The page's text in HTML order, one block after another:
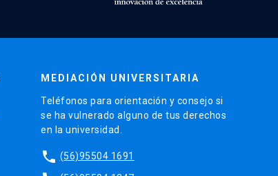
MEDIACIÓN UNIVERSITARIA
Teléfonos para orientación y consejo si
se ha vulnerado alguno de tus derechos
en la universidad.
phone (56)95504 1691